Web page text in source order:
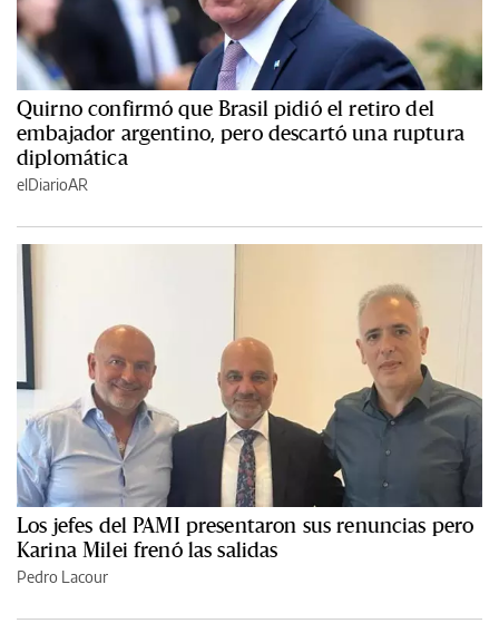
Quirno confirmó que Brasil pidió el retiro del
embajador argentino, pero descartó una ruptura
diplomática
elDiarioAR
Los jefes del PAMI presentaron sus renuncias pero
Karina Milei frenó las salidas
Pedro Lacour